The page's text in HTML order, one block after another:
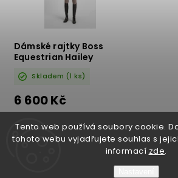
Tento web používá soubory cookie.
tohoto webu vyjadřujete souhlas s
informací zde.
Dámské rajtky Boss
Equestrian Hailey
Skladem (1 ks)
6 600 Kč
DETAIL